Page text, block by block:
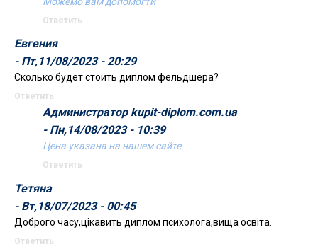
Ответить
Евгения
- Пт,11/08/2023 - 20:29
Сколько будет стоить диплом фельдшера?
Ответить
Администратор kupit-diplom.com.ua
- Пн,14/08/2023 - 10:39
Цена указана на нашем сайте
Ответить
Тетяна
- Вт,18/07/2023 - 00:45
Доброго часу,цікавить диплом психолога,вища освіта.
Ответить